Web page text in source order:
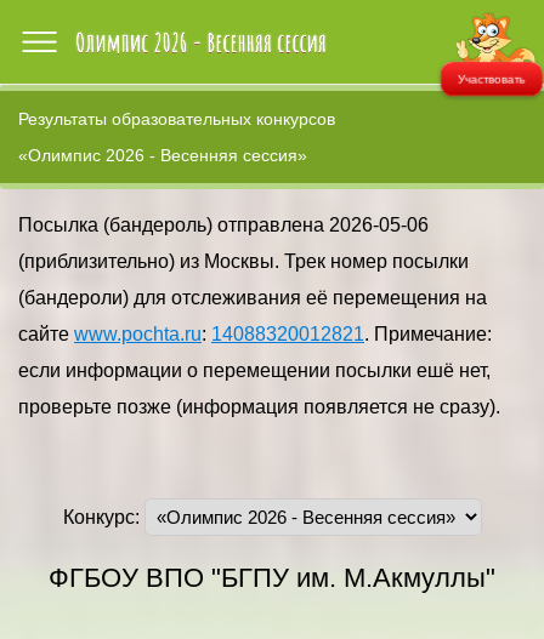
Участвовать
Результаты образовательных конкурсов
«Олимпис 2026 - Весенняя сессия»
Посылка (бандероль) отправлена 2026-05-06
(приблизительно) из Москвы. Трек номер посылки
(бандероли) для отслеживания её перемещения на
сайте www.pochta.ru: 14088320012821. Примечание:
если информации о перемещении посылки ешё нет,
проверьте позже (информация появляется не сразу).
Конкурс:
ФГБОУ ВПО "БГПУ им. М.Акмуллы"